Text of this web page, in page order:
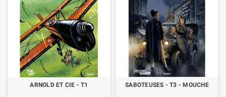
ARNOLD ET CIE - T1 SABOTEUSES - T3 - MOUCHE